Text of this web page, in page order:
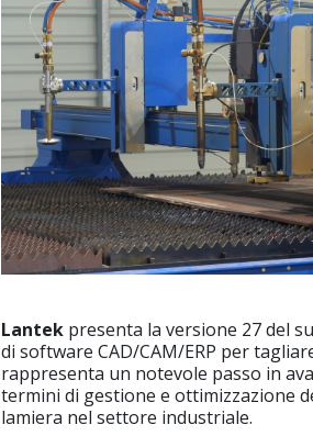
Lantek presenta la versione 27 del
di software CAD/CAM/ERP per
rappresenta un notevole passo in
termini di gestione e ottimizzazione
lamiera nel settore industriale.